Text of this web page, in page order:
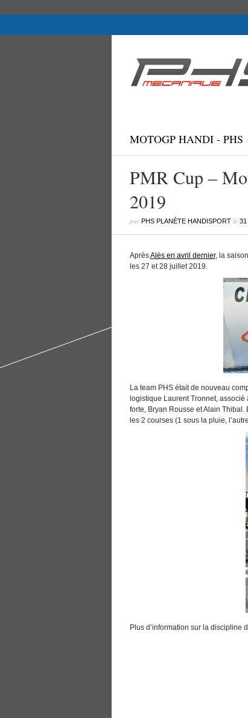
MOTOGP HANDI - PHS
PMR Cup –
2019
parPHS PLANÈTE HANDISPORTle 31
AprèsAlès en avril dernier, la
les 27 et 28 juillet 2019.
La team PHS était de nouveau
logistique Laurent Tronnet,
forte, Bryan Rousse et Alain
les 2 courses (1 sous la pluie,
Plus d’information sur la discipline